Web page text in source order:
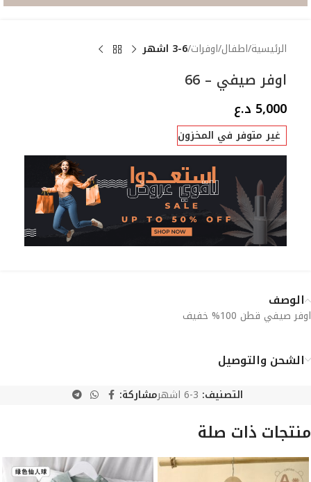
الرئيسية اطفال اوفرات 3-6 اشهر
اوفر صيفي – 66
5,000 د.ع
غير متوفر في المخزون
الوصف
اوفر صيفي قطن 100% خفيف
الشحن والتوصيل
التصنيف: 3-6 اشهر مشاركة:
منتجات ذات صلة